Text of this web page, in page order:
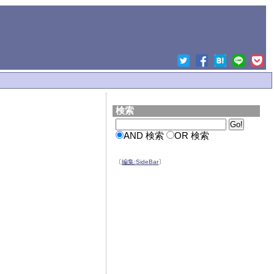
検索
AND 検索 OR 検索
〔編集:SideBar〕